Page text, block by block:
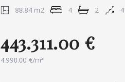
88.84 m2 4 2 4
443.311.00 €
4.990.00 €/m²